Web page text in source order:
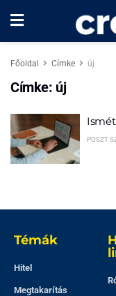
Főoldal Címke új
Címke: új
POSZT
Témák
Hitel
Megtakarítás